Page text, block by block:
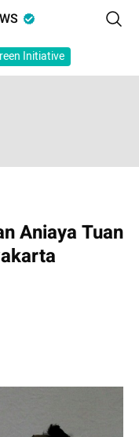
Initiative
Aniaya Tuan